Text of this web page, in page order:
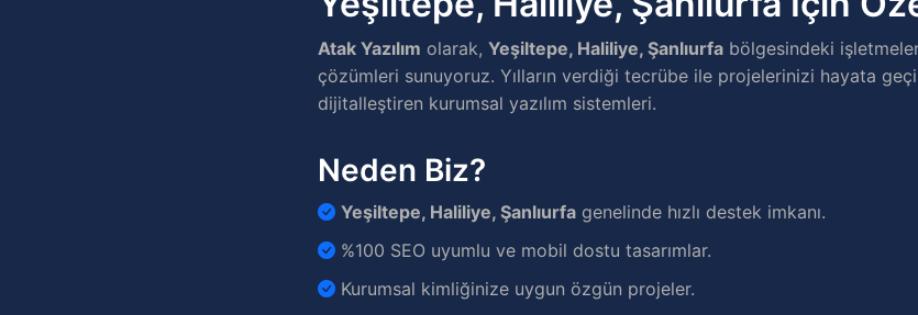
Atak Yazılım olarak,Yeşiltepe, Haliliye, Şanlıurfa bölgesindeki
çözümleri sunuyoruz. Yılların verdiği tecrübe ile projelerinizi hayata
dijitalleştiren kurumsal yazılım sistemleri.
Neden Biz?
Yeşiltepe, Haliliye, Şanlıurfa genelinde hızlı destek imkanı.
%100 SEO uyumlu ve mobil dostu tasarımlar.
Kurumsal kimliğinize uygun özgün projeler.